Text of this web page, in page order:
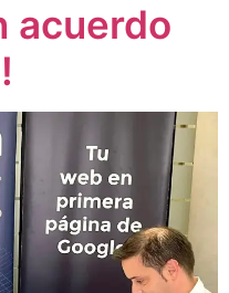
acuerdo